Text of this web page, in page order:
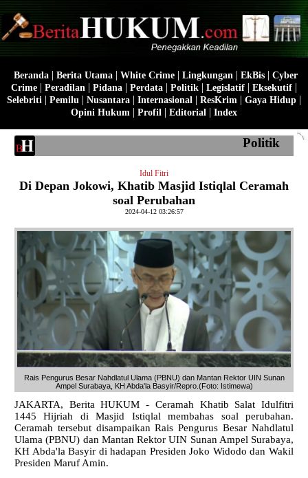
Beranda| Berita Utama| White Crime| Lingkungan | EkBis| Cyber
Crime | Peradilan | Pidana | Perdata | Politik | Legislatif | Eksekutif |
Selebriti | Pemilu | Nusantara | Internasional | ResKrim | Gaya Hidup |
Opini Hukum | Profil | Editorial | Index
Politik
Idul Fitri
Di Depan Jokowi, Khatib Masjid Istiqlal Ceramah
soal Perubahan
2024-04-12 03:26:57
Rais Pengurus Besar Nahdlatul Ulama (PBNU) dan Mantan Rektor UIN Sunan
Ampel Surabaya, KH Abda'la Basyir/Repro.(Foto: Istimewa)
JAKARTA, Berita HUKUM - Ceramah Khatib Salat Idulfitri
1445 Hijriah di Masjid Istiqlal membahas soal perubahan.
Ceramah tersebut disampaikan Rais Pengurus Besar Nahdlatul
Ulama (PBNU) dan Mantan Rektor UIN Sunan Ampel Surabaya,
KH Abda'la Basyir di hadapan Presiden Joko Widodo dan Wakil
Presiden Maruf Amin.